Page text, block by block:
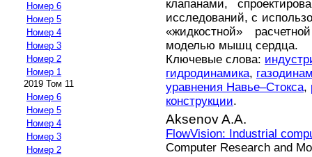
Номер 6
Номер 5
Номер 4
Номер 3
Номер 2
Номер 1
2019 Том 11
Номер 6
Номер 5
Номер 4
Номер 3
Номер 2
клапанами,
исследований, с
«жидкостной»
моделью мышц сердца.
Ключевые слова:
гидродинамика,
уравнения Навье–Стокса,
конструкции.
Aksenov A.A.
FlowVision: Industrial
Computer Research and